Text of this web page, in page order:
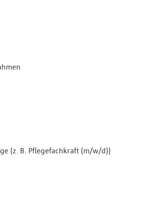
(z. B. Pflegefachkraft (m⁠/⁠w⁠/⁠d))